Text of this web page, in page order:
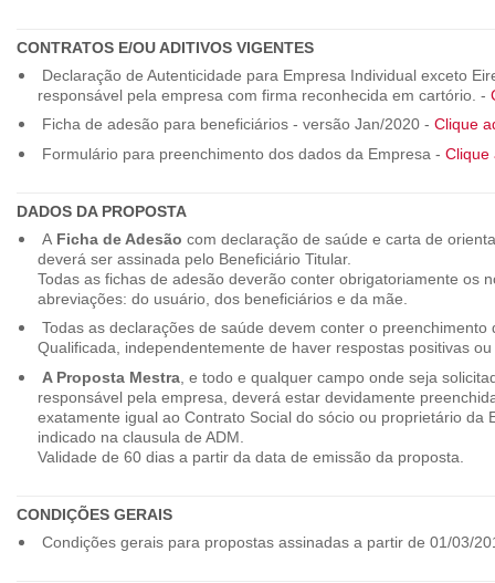
CONTRATOS E/OU ADITIVOS VIGENTES
Declaração de Autenticidade para Empresa Individual exceto
responsável pela empresa com firma reconhecida em cartório. -
Ficha de adesão para beneficiários - versão Jan/2020 - Clique
Formulário para preenchimento dos dados da Empresa - Clique
DADOS DA PROPOSTA
A Ficha de Adesão com declaração de saúde e carta de
deverá ser assinada pelo Beneficiário Titular.
Todas as fichas de adesão deverão conter obrigatoriamente os
abreviações: do usuário, dos beneficiários e da mãe.
Todas as declarações de saúde devem conter o preenchimento
Qualificada, independentemente de haver respostas positivas ou
A Proposta Mestra, e todo e qualquer campo onde seja
responsável pela empresa, deverá estar devidamente
exatamente igual ao Contrato Social do sócio ou proprietário da
indicado na clausula de ADM.
Validade de 60 dias a partir da data de emissão da proposta.
CONDIÇÕES GERAIS
Condições gerais para propostas assinadas a partir de 01/03/